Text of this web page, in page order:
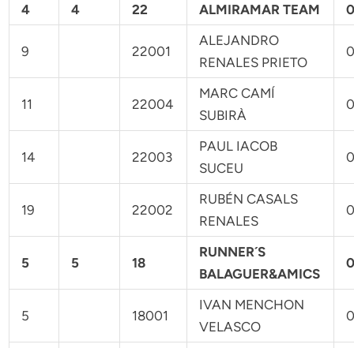
4 4 22 ALMIRAMAR TEAM
9 22001
ALEJANDRO
RENALES PRIETO
11 22004
MARC CAMÍ
SUBIRÀ
14 22003
PAUL IACOB
SUCEU
19 22002
RUBÉN CASALS
RENALES
5 5 18
RUNNER´S
BALAGUER&AMICS
5 18001
IVAN MENCHON
VELASCO